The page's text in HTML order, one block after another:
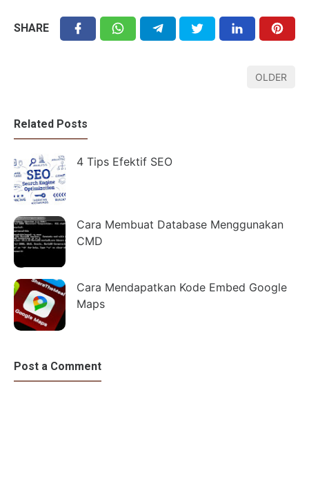
SHARE
OLDER
Related Posts
4 Tips Efektif SEO
Cara Membuat Database Menggunakan
CMD
Cara Mendapatkan Kode Embed Google
Maps
Post a Comment